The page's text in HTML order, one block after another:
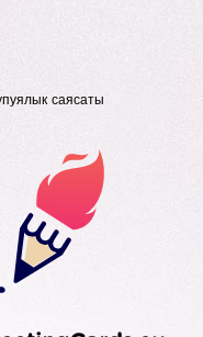
саясаты